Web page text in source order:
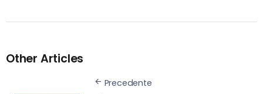
Other Articles
Precedente